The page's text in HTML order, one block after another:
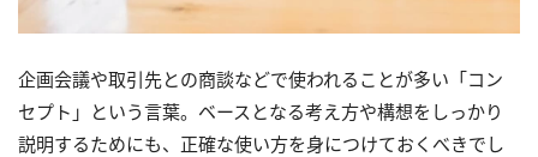
企画会議や取引先との商談などで使われることが多い「コン
セプト」という言葉。ベースとなる考え方や構想をしっかり
説明するためにも、正確な使い方を身につけておくべきでし